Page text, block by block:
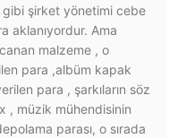
şirket yönetimi cebe
aklanıyordur. Ama
malzeme , o
para ,albüm kapak
para , şarkıların söz
, müzik mühendisinin
parası, o sırada